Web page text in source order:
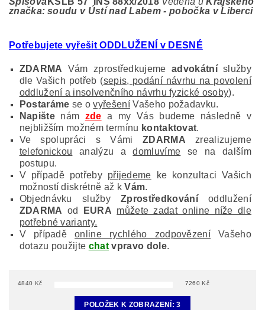
značka: soudu v Ústí nad Labem - pobočka v Liberci
Potřebujete vyřešit ODDLUŽENÍ v DESNÉ
ZDARMA Vám zprostředkujeme advokátníslužby
dle Vašich potřeb (sepis, podání návrhu na povolení
oddlužení a insolvenčního návrhu fyzické osoby).
Postaráme se ovyřešeníVašeho požadavku.
Napištenám zde a my Vás budeme následně v
nejbližším možném termínu kontaktovat.
Ve spolupráci s Vámi ZDARMA zrealizujeme
telefonickou analýzu adomluvíme se na dalším
postupu.
V případě potřeby přijedeme ke konzultaci Vašich
možností diskrétně až kVám.
Objednávku služby
Zprostředkováníoddlužení
ZDARMA od EURA můžete zadat online níže dle
potřebné varianty.
V případěonline rychlého zodpovězení Vašeho
dotazu použijte chatvpravo dole.
4840 Kč 7260 Kč
POLOŽEK K ZOBRAZENÍ:3